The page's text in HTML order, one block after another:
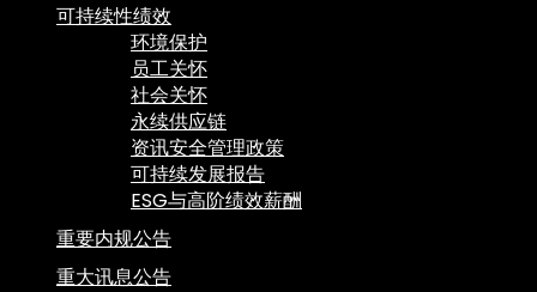
可持续性绩效
环境保护
员工关怀
社会关怀
永续供应链
资讯安全管理政策
可持续发展报告
ESG与高阶绩效薪酬
重要内规公告
重大讯息公告